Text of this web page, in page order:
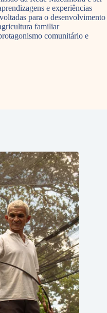
e experiências
para o desenvolvimento
familiar
comunitário e